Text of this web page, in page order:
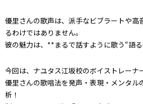
優里さんの歌声は、派手なビブラートや高
るわけではありません。
彼の魅力は、**まるで話すように歌う“語る
今回は、ナユタス江坂校のボイストレーナ
優里さんの歌唱法を発声・表現・メンタル
析！